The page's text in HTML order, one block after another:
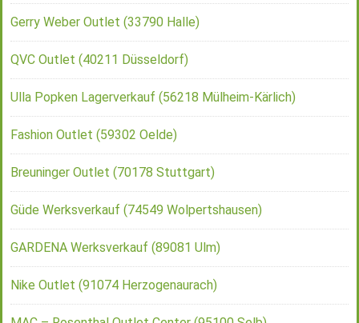
Gerry Weber Outlet (33790 Halle)
QVC Outlet (40211 Düsseldorf)
Ulla Popken Lagerverkauf (56218 Mülheim-Kärlich)
Fashion Outlet (59302 Oelde)
Breuninger Outlet (70178 Stuttgart)
Güde Werksverkauf (74549 Wolpertshausen)
GARDENA Werksverkauf (89081 Ulm)
Nike Outlet (91074 Herzogenaurach)